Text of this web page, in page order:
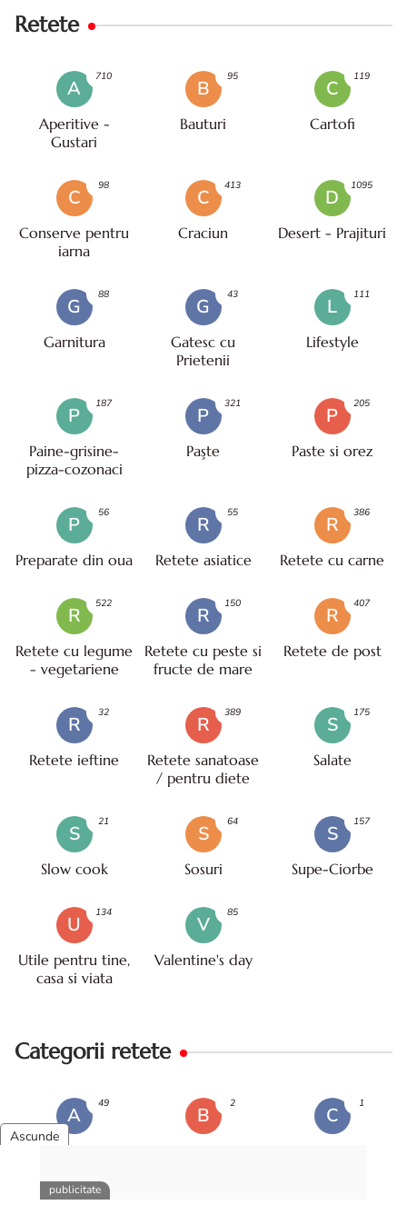
Retete
A
Aperitive -
Gustari
710
B
Bauturi
95
C
Cartofi
119
C
Conserve pentru
iarna
98
C
Craciun
413
D
Desert - Prajituri
1095
G
Garnitura
88
G
Gatesc cu
Prietenii
43
L
Lifestyle
111
P
Paine-grisine-
pizza-cozonaci
187
P
Paşte
321
P
Paste si orez
205
P
Preparate din oua
56
R
Retete asiatice
55
R
Retete cu carne
386
R
Retete cu legume
- vegetariene
522
R
Retete cu peste si
fructe de mare
150
R
Retete de post
407
R
Retete ieftine
32
R
Retete sanatoase
/ pentru diete
389
S
Salate
175
S
Slow cook
21
S
Sosuri
64
S
Supe-Ciorbe
157
U
Utile pentru tine,
casa si viata
134
V
Valentine's day
85
Categorii retete
A
Aperitive
49
B
2
C
1
9